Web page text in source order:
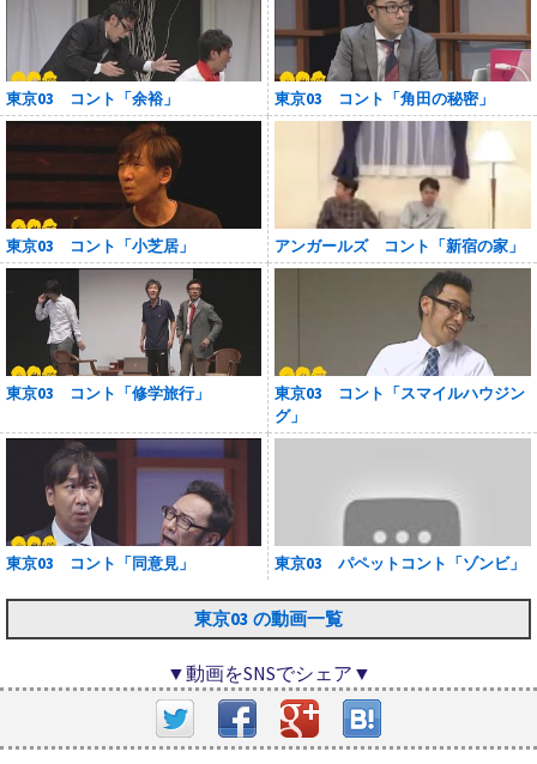
東京03 コント「余裕」 東京03 コント「角田の秘密」
東京03 コント「小芝居」 アンガールズ コント「新宿の家」
東京03 コント「修学旅行」
東京03 コント「スマイルハウジン
グ」
東京03 コント「同意見」 東京03 パペットコント「ゾンビ」
東京03 の動画一覧
▼動画をSNSでシェア▼